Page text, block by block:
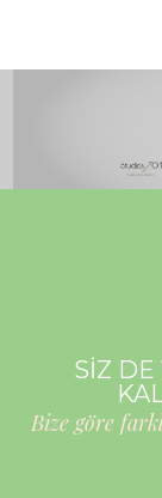
SİZ DE
Bize göre